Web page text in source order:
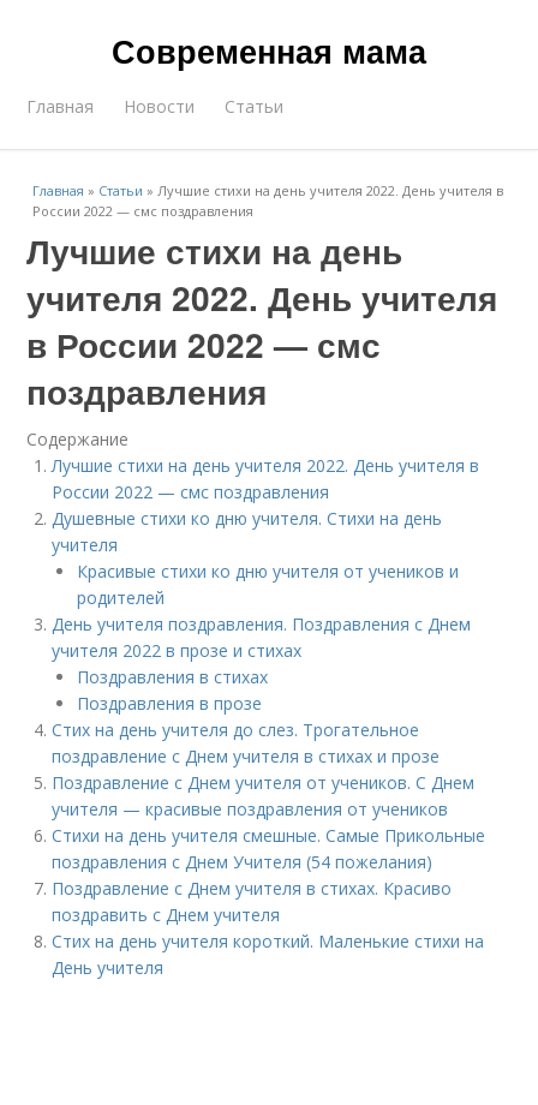
Современная мама
Главная Новости Статьи
Главная » Статьи »Лучшие стихи на день учителя 2022. День учителя в
России 2022 — смс поздравления
Лучшие стихи на день
учителя 2022. День учителя
в России 2022 — смс
поздравления
Содержание
Лучшие стихи на день учителя 2022. День учителя в
России 2022 — смс поздравления
Душевные стихи ко дню учителя. Стихи на день
учителя
Красивые стихи ко дню учителя от учеников и
родителей
День учителя поздравления. Поздравления с Днем
учителя 2022 в прозе и стихах
Поздравления в стихах
Поздравления в прозе
Стих на день учителя до слез. Трогательное
поздравление с Днем учителя в стихах и прозе
Поздравление с Днем учителя от учеников. С Днем
учителя — красивые поздравления от учеников
Стихи на день учителя смешные. Самые Прикольные
поздравления с Днем Учителя (54 пожелания)
Поздравление с Днем учителя в стихах. Красиво
поздравить с Днем учителя
Стих на день учителя короткий. Маленькие стихи на
День учителя